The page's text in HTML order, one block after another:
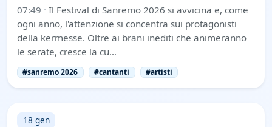
07:49 · Il Festival di Sanremo 2026 si avvicina e, come
ogni anno, l'attenzione si concentra sui protagonisti
della kermesse. Oltre ai brani inediti che animeranno
le serate, cresce la cu…
#sanremo 2026 #cantanti #artisti
18 gen